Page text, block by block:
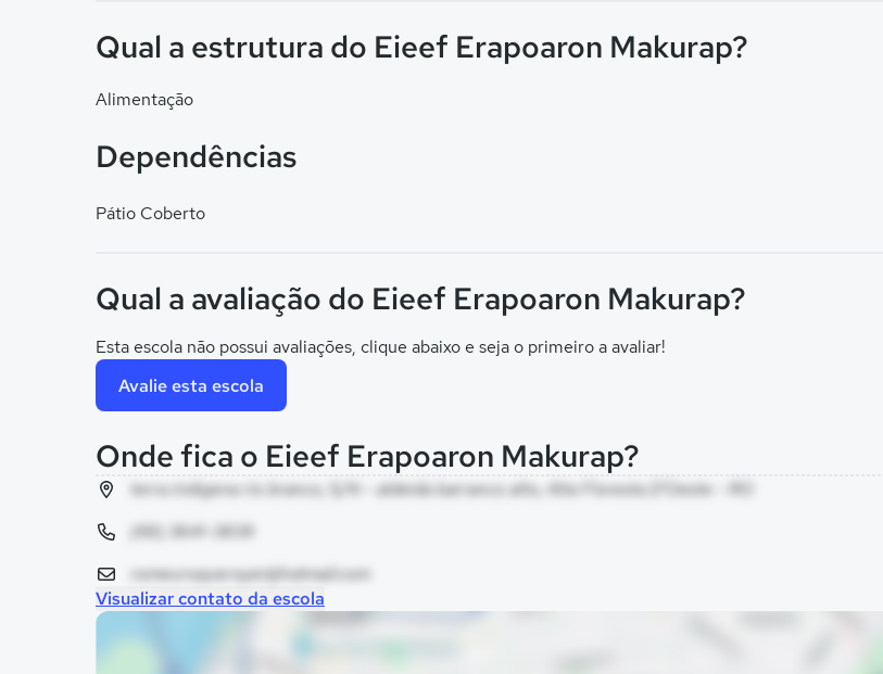
Qual a estrutura do Eieef Erapoaron Makurap?
Alimentação
Dependências
Pátio Coberto
Qual a avaliação do Eieef Erapoaron Makurap?
Esta escola não possui avaliações, clique abaixo e seja o primeiro a avaliar!
Avalie esta escola
Onde fica o Eieef Erapoaron Makurap?
terra indigena rio branco, S/N - aldeida barranco alto, Alta Floresta D'Oeste - RO
(69) 3641-3839
romeuroqueroyer@hotmail.com
Visualizar contato da escola